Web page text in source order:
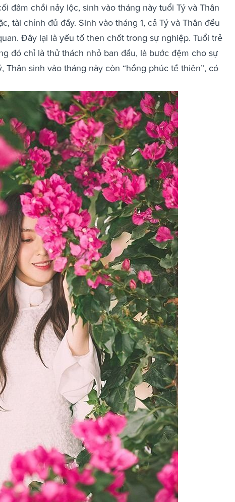
đâm chồi nảy lộc, sinh vào tháng này tuổi Tý và Thân
tài chính đủ đầy. Sinh vào tháng 1, cả Tý và Thân đều
Đây lại là yếu tố then chốt trong sự nghiệp. Tuổi trẻ
đó chỉ là thử thách nhỏ ban đầu, là bước đệm cho sự
Thân sinh vào tháng này còn “hồng phúc tề thiên”, có